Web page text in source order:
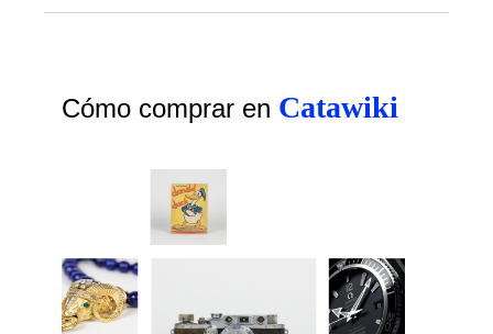
Cómo comprar en Catawiki